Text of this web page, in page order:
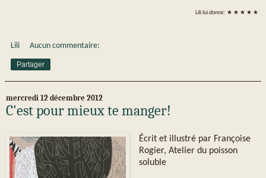
Lililui donne: ★ ★ ★ ★ ★
Lili Aucun commentaire:
Partager
mercredi 12 décembre 2012
C'est pour mieux te manger!
Écrit et illustré par Françoise
Rogier, Atelier du poisson
soluble